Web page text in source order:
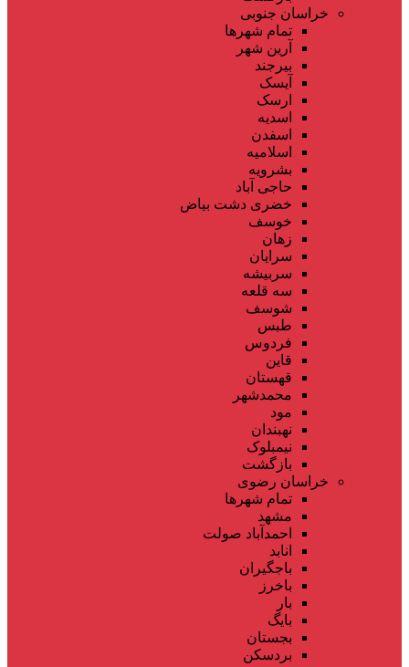
خراسان جنوبی
تمام شهر‌ها
آرین شهر
بیرجند
آیسک
ارسک
اسدیه
اسفدن
اسلامیه
بشرویه
حاجی آباد
خضری دشت بیاض
خوسف
زهان
سرایان
سربیشه
سه قلعه
شوسف
طبس
فردوس
قاین
قهستان
محمدشهر
مود
نهبندان
نیمبلوک
بازگشت
خراسان رضوی
تمام شهر‌ها
مشهد
احمدآباد صولت
انابد
باجگیران
باخرز
بار
بایگ
بجستان
بردسکن